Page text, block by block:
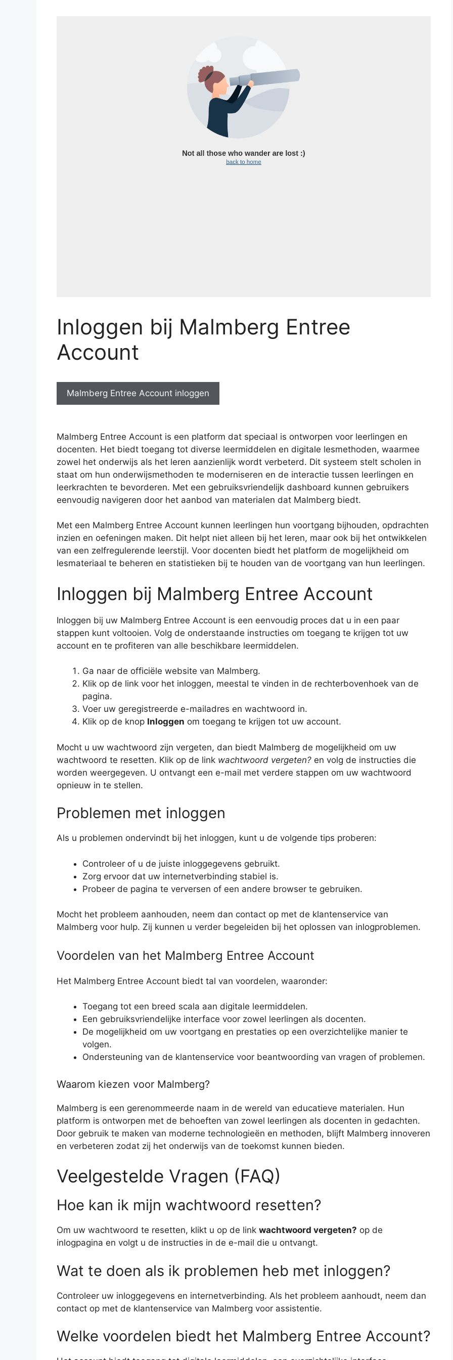
Inloggen bij Malmberg Entree
Account
Malmberg Entree Account inloggen
Malmberg Entree Account is een platform dat speciaal is ontworpen voor leerlingen en
docenten. Het biedt toegang tot diverse leermiddelen en digitale lesmethoden, waarmee
zowel het onderwijs als het leren aanzienlijk wordt verbeterd. Dit systeem stelt scholen in
staat om hun onderwijsmethoden te moderniseren en de interactie tussen leerlingen en
leerkrachten te bevorderen. Met een gebruiksvriendelijk dashboard kunnen gebruikers
eenvoudig navigeren door het aanbod van materialen dat Malmberg biedt.
Met een Malmberg Entree Account kunnen leerlingen hun voortgang bijhouden, opdrachten
inzien en oefeningen maken. Dit helpt niet alleen bij het leren, maar ook bij het ontwikkelen
van een zelfregulerende leerstijl. Voor docenten biedt het platform de mogelijkheid om
lesmateriaal te beheren en statistieken bij te houden van de voortgang van hun leerlingen.
Inloggen bij Malmberg Entree Account
Inloggen bij uw Malmberg Entree Account is een eenvoudig proces dat u in een paar
stappen kunt voltooien. Volg de onderstaande instructies om toegang te krijgen tot uw
account en te profiteren van alle beschikbare leermiddelen.
Ga naar de officiële website van Malmberg.
Klik op de link voor het inloggen, meestal te vinden in de rechterbovenhoek van de
pagina.
Voer uw geregistreerde e-mailadres en wachtwoord in.
Klik op de knop Inloggen om toegang te krijgen tot uw account.
Mocht u uw wachtwoord zijn vergeten, dan biedt Malmberg de mogelijkheid om uw
wachtwoord te resetten. Klik op de link wachtwoord vergeten? en volg de instructies die
worden weergegeven. U ontvangt een e-mail met verdere stappen om uw wachtwoord
opnieuw in te stellen.
Problemen met inloggen
Als u problemen ondervindt bij het inloggen, kunt u de volgende tips proberen:
Controleer of u de juiste inloggegevens gebruikt.
Zorg ervoor dat uw internetverbinding stabiel is.
Probeer de pagina te verversen of een andere browser te gebruiken.
Mocht het probleem aanhouden, neem dan contact op met de klantenservice van
Malmberg voor hulp. Zij kunnen u verder begeleiden bij het oplossen van inlogproblemen.
Voordelen van het Malmberg Entree Account
Het Malmberg Entree Account biedt tal van voordelen, waaronder:
Toegang tot een breed scala aan digitale leermiddelen.
Een gebruiksvriendelijke interface voor zowel leerlingen als docenten.
De mogelijkheid om uw voortgang en prestaties op een overzichtelijke manier te
volgen.
Ondersteuning van de klantenservice voor beantwoording van vragen of problemen.
Waarom kiezen voor Malmberg?
Malmberg is een gerenommeerde naam in de wereld van educatieve materialen. Hun
platform is ontworpen met de behoeften van zowel leerlingen als docenten in gedachten.
Door gebruik te maken van moderne technologieën en methoden, blijft Malmberg innoveren
en verbeteren zodat zij het onderwijs van de toekomst kunnen bieden.
Veelgestelde Vragen (FAQ)
Hoe kan ik mijn wachtwoord resetten?
Om uw wachtwoord te resetten, klikt u op de link wachtwoord vergeten? op de
inlogpagina en volgt u de instructies in de e-mail die u ontvangt.
Wat te doen als ik problemen heb met inloggen?
Controleer uw inloggegevens en internetverbinding. Als het probleem aanhoudt, neem dan
contact op met de klantenservice van Malmberg voor assistentie.
Welke voordelen biedt het Malmberg Entree Account?